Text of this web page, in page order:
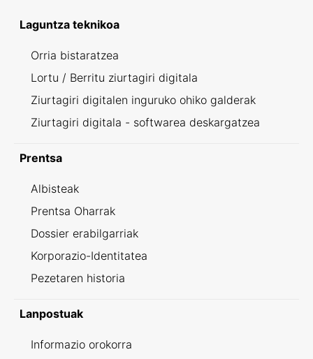
Laguntza teknikoa
Orria bistaratzea
Lortu / Berritu ziurtagiri digitala
Ziurtagiri digitalen inguruko ohiko galderak
Ziurtagiri digitala - softwarea deskargatzea
Prentsa
Albisteak
Prentsa Oharrak
Dossier erabilgarriak
Korporazio-Identitatea
Pezetaren historia
Lanpostuak
Informazio orokorra